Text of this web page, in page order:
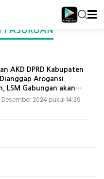
PASURUAN
AKD DPRD Kabupaten
Arogansi
LSM Gabungan akan
Desember 2024 pukul 14:29